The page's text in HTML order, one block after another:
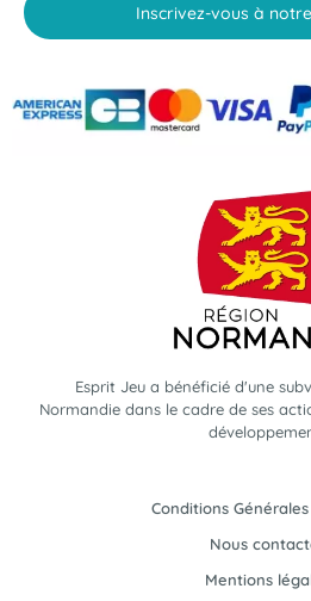
Inscrivez-vous à
Esprit Jeu a bénéficié d'une
Normandie dans le cadre de ses
Conditions
Nous
Mentions